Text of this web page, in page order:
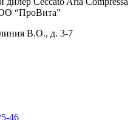
“ПроВита”
линия В.О., д. 3-7
46